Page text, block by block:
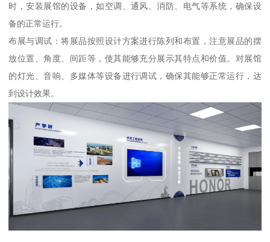
时，安装展馆的设备，如空调、通风、消防、电气等系统，确保设
备的正常运行。
布展与调试：将展品按照设计方案进行陈列和布置，注意展品的摆
放位置、角度、间距等，使其能够充分展示其特点和价值。对展馆
的灯光、音响、多媒体等设备进行调试，确保其能够正常运行，达
到设计效果。